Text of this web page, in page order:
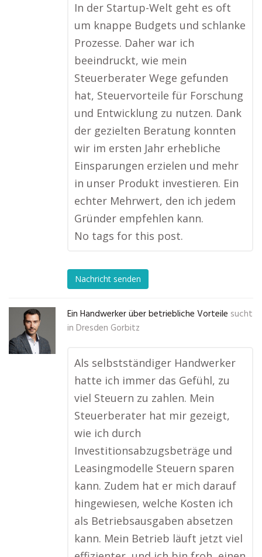
In der Startup-Welt geht es oft
um knappe Budgets und schlanke
Prozesse. Daher war ich
beeindruckt, wie mein
Steuerberater Wege gefunden
hat, Steuervorteile für Forschung
und Entwicklung zu nutzen. Dank
der gezielten Beratung konnten
wir im ersten Jahr erhebliche
Einsparungen erzielen und mehr
in unser Produkt investieren. Ein
echter Mehrwert, den ich jedem
Gründer empfehlen kann.
No tags for this post.
Nachricht senden
Ein Handwerker über betriebliche Vorteile sucht
in Dresden Gorbitz
Als selbstständiger Handwerker
hatte ich immer das Gefühl, zu
viel Steuern zu zahlen. Mein
Steuerberater hat mir gezeigt,
wie ich durch
Investitionsabzugsbeträge und
Leasingmodelle Steuern sparen
kann. Zudem hat er mich darauf
hingewiesen, welche Kosten ich
als Betriebsausgaben absetzen
kann. Mein Betrieb läuft jetzt viel